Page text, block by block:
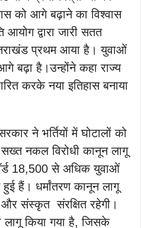
को आगे बढ़ाने का विश्वास
आयोग द्वारा जारी सतत
प्रथम आया है। युवाओं
बढ़ा है।उन्होंने कहा राज्य
करके नया इतिहास बनाया
ने भर्तियों में घोटालों को
नकल विरोधी कानून लागू
18,500 से अधिक युवाओं
हुई हैं। धर्मांतरण कानून लागू
और संस्कृत संरक्षित रहेगी।
लागू किया गया है, जिसके